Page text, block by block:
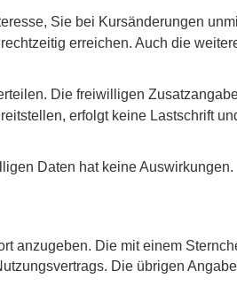
Sie bei Kursänderungen
erreichen. Auch die
Die freiwilligen
erfolgt keine Lastschrift
Daten hat keine Auswirkungen.
anzugeben. Die mit einem
Die übrigen